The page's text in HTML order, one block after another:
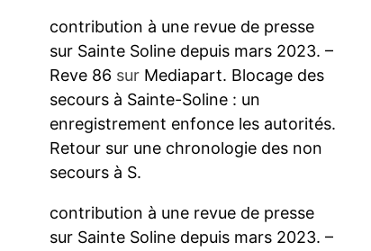
contribution à une revue de presse
sur Sainte Soline depuis mars 2023. –
Reve 86 sur Mediapart. Blocage des
secours à Sainte-Soline : un
enregistrement enfonce les autorités.
Retour sur une chronologie des non
secours à S.
contribution à une revue de presse
sur Sainte Soline depuis mars 2023. –